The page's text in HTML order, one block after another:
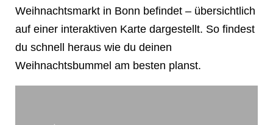
Weihnachtsmarkt in Bonn befindet – übersichtlich
auf einer interaktiven Karte dargestellt. So findest
du schnell heraus wie du deinen
Weihnachtsbummel am besten planst.